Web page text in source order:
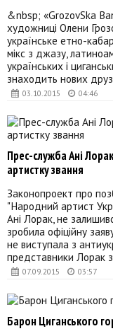
03.10.2015 04:46
&nbsp; «GrozovSka
художниці Олени
українське етно-
мікс з джазу,
українських і
знаходить нових
07.09.2015 03:57
Прес-служба Ані
артистку звання
Законопроект про
"Народний артист
Ані Лорак, не
зробила офіційну
не виступала з
представники Лорак
Барон Циганського